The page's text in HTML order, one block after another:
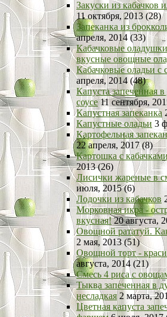
Закуски из кабачков
11 октября, 2013 (28)
Запеканка из
апреля, 2014 (33)
Кабачковые
вкусные овощные
Кабачковые оладьи
апреля, 2014 (48)
Капуста запеченная
соусе11 сентября,
Капустная запеканка
Капустные оладьи 3
Картофельная
22 апреля, 2017 (8)
Картошка с
2013 (26)
Лисички жареные в
июля, 2015 (6)
Лодочки из кабачков
Морковная икра -
вкусная!20 августа,
Овощной рататуй.
2 мая, 2013 (51)
Овощной торт -
августа, 2014 (21)
Смесь 4 риса с
Тыква запеченная в
несладкая 2 марта,
Цветная капуста